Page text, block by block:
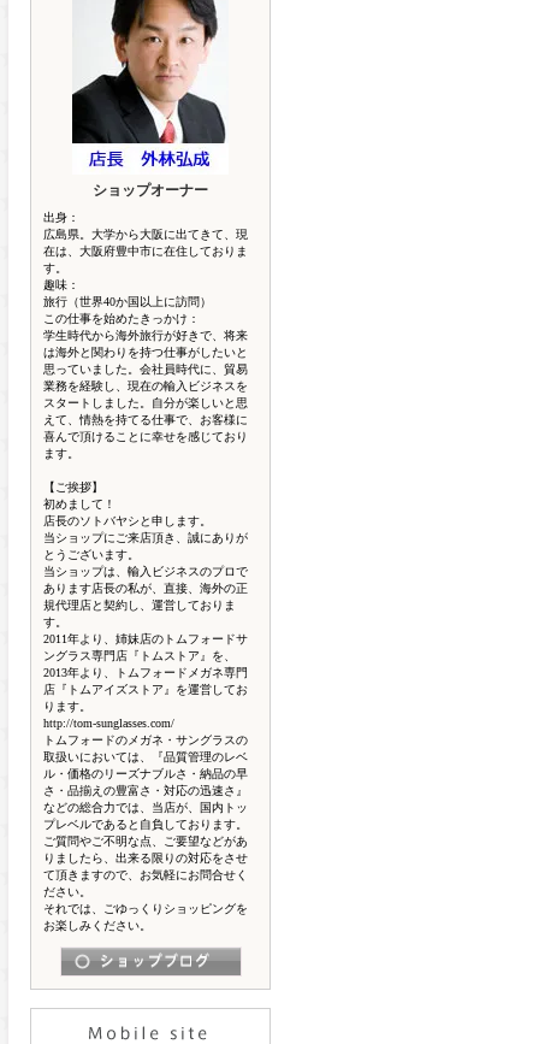
ショップオーナー
出身：
広島県。大学から大阪に出てきて、現
在は、大阪府豊中市に在住しておりま
す。
趣味：
旅行（世界40か国以上に訪問）
この仕事を始めたきっかけ：
学生時代から海外旅行が好きで、将来
は海外と関わりを持つ仕事がしたいと
思っていました。会社員時代に、貿易
業務を経験し、現在の輸入ビジネスを
スタートしました。自分が楽しいと思
えて、情熱を持てる仕事で、お客様に
喜んで頂けることに幸せを感じており
ます。
【ご挨拶】
初めまして！
店長のソトバヤシと申します。
当ショップにご来店頂き、誠にありが
とうございます。
当ショップは、輸入ビジネスのプロで
あります店長の私が、直接、海外の正
規代理店と契約し、運営しておりま
す。
2011年より、姉妹店のトムフォードサ
ングラス専門店『トムストア』を、
2013年より、トムフォードメガネ専門
店『トムアイズストア』を運営してお
ります。
http://tom-sunglasses.com/
トムフォードのメガネ・サングラスの
取扱いにおいては、『品質管理のレベ
ル・価格のリーズナブルさ・納品の早
さ・品揃えの豊富さ・対応の迅速さ』
などの総合力では、当店が、国内トッ
プレベルであると自負しております。
ご質問やご不明な点、ご要望などがあ
りましたら、出来る限りの対応をさせ
て頂きますので、お気軽にお問合せく
ださい。
それでは、ごゆっくりショッピングを
お楽しみください。